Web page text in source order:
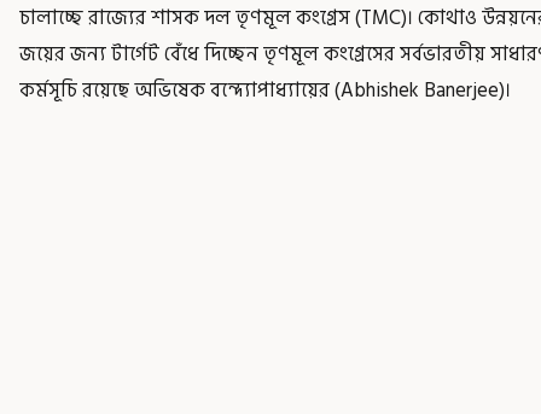
চালাচ্ছে রাজ্যের শাসক দল তৃণমূল কংগ্রেস (TMC)। কোথাও
জয়ের জন্য টার্গেট বেঁধে দিচ্ছেন তৃণমূল কংগ্রেসের সর্বভারতীয়
কর্মসূচি রয়েছে অভিষেক বন্দ্যোপাধ্যায়ের (Abhishek Banerjee)।